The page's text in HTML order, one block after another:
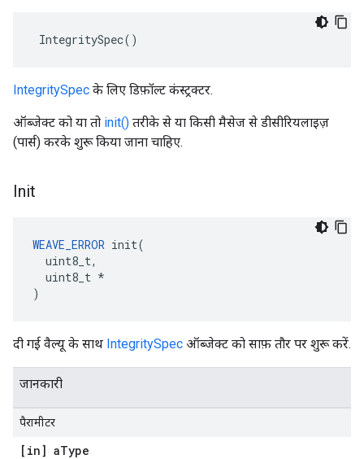
IntegritySpec()
IntegritySpec के लिए डिफ़ॉल्ट कंस्ट्रक्टर.
ऑब्जेक्ट को या तो init() तरीके से या किसी मैसेज से डीसीरियलाइज़
(पार्स) करके शुरू किया जाना चाहिए.
Init
WEAVE_ERROR init(
  uint8_t,
  uint8_t *
)
दी गई वैल्यू के साथ IntegritySpec ऑब्जेक्ट को साफ़ तौर पर शुरू करें.
जानकारी
पैरामीटर
[in] aType